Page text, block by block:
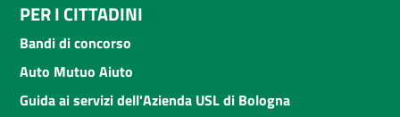
PER I CITTADINI
Bandi di concorso
Auto Mutuo Aiuto
Guida ai servizi dell'Azienda USL di Bologna